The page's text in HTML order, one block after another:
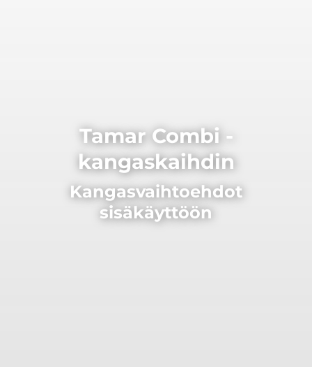
Tamar Combi -
kangaskaihdin
Kangasvaihtoehdot
sisäkäyttöön